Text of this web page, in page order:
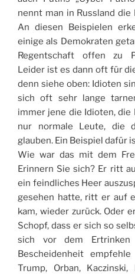
nennt man in Russland
An diesen Beispielen
einige als Demokraten
Regentschaft offen zu
Leider ist es dann oft für
denn siehe oben: Idioten
sich oft sehr lange
immer jene die Idioten, die
nur normale Leute, die
glauben. Ein Beispiel dafür
Wie war das mit dem
Erinnern Sie sich? Er ritt
ein feindliches Heer
gesehen hatte, ritt er auf
kam, wieder zurück. Oder
Schopf, dass er sich so
sich vor dem
Bescheidenheit
Trump, Orban,